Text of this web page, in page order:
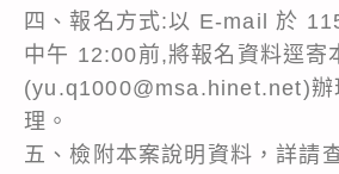
四、報名方式:以 E-mail 於
中午 12:00前,將報名資料逕寄
(yu.q1000@msa.hinet.net)辦
理。
五、檢附本案說明資料，詳請